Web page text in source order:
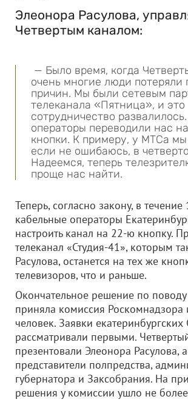
Элеонора Расулова,
Четвертым каналом:
— Было время, когда
очень многие люди потеряли
причин. Мы были сетевым
телеканала «Пятница», и это
сотрудничество
операторы переводили нас
кнопки. К примеру, у МТСа
если не ошибаюсь, в
Надеемся, теперь
проще нас найти.
Теперь, согласно закону, в
кабельные операторы
настроить канал на 22-ю кнопку.
телеканал «Студия-41», которым
Расулова, останется на тех же
телевизоров, что и раньше.
Окончательное решение по
приняла комиссия Роскомнадзора
человек. Заявки
рассматривали первыми.
презентовали Элеонора Расулова,
представители полпредства,
губернатора и Заксобрания. На
решения у комиссии ушло не